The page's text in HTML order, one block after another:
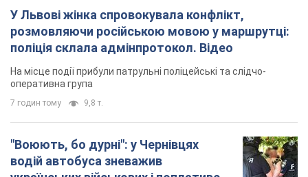
"Воюють, бо дурні": у Чернівцях
водій автобуса зневажив
українських військових і поплатився.
Відео
та образ військових
"Не слідкує за сексуальністю": у
Києві консультант салону краси
образив жінку після хімієтерапії,